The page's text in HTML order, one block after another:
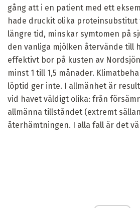
gång att i en patient med ett
hade druckit olika proteinsubstitut
längre tid, minskar symtomen på
den vanliga mjölken återvände till
effektivt bor på kusten av
minst 1 till 1,5 månader.
löptid ger inte. I allmänhet är
vid havet väldigt olika: från
allmänna tillståndet (extremt
återhämtningen. I alla fall är det